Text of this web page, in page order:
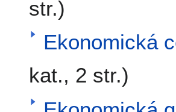
str.)
Ekonomická
kat., 2 str.)